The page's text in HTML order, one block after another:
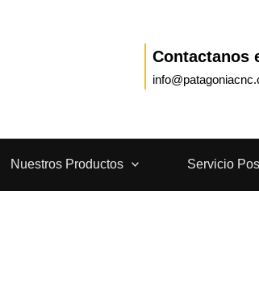
Contactanos
Nuestros Productos Servicio